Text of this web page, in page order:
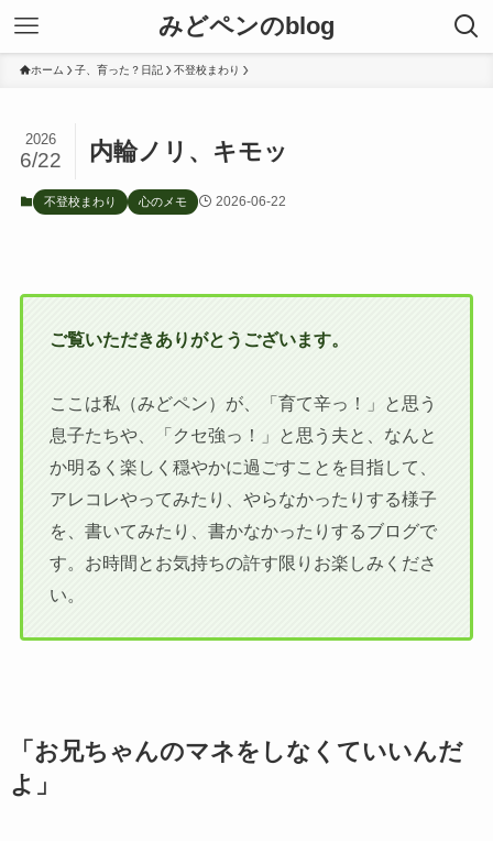
みどペンのblog
ホーム 子、育った？日記 不登校まわり
内輪ノリ、キモッ
2026
6/22
不登校まわり 心のメモ 2026-06-22
ご覧いただきありがとうございます。
ここは私（みどペン）が、「育て辛っ！」と思う
息子たちや、「クセ強っ！」と思う夫と、なんと
か明るく楽しく穏やかに過ごすことを目指して、
アレコレやってみたり、やらなかったりする様子
を、書いてみたり、書かなかったりするブログで
す。お時間とお気持ちの許す限りお楽しみくださ
い。
「お兄ちゃんのマネをしなくていいんだ
よ」